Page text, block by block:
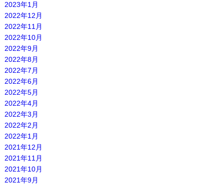
2023年1月
2022年12月
2022年11月
2022年10月
2022年9月
2022年8月
2022年7月
2022年6月
2022年5月
2022年4月
2022年3月
2022年2月
2022年1月
2021年12月
2021年11月
2021年10月
2021年9月